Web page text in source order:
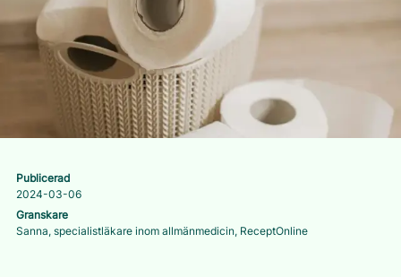
Publicerad
2024-03-06
Granskare
Sanna, specialistläkare inom allmänmedicin, ReceptOnline